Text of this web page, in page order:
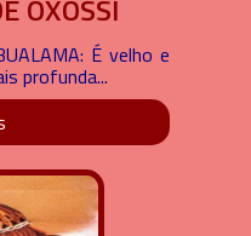
OXÓSSI
É velho e
profunda...